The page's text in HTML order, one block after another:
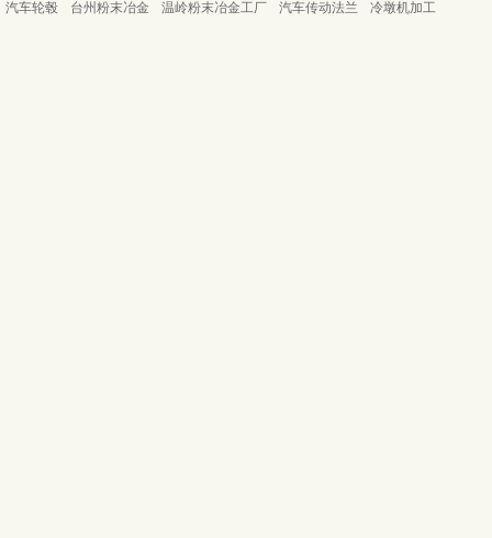
汽车轮毂
台州粉末冶金 温岭粉末冶金工厂 汽车传动法兰 冷墩机加工